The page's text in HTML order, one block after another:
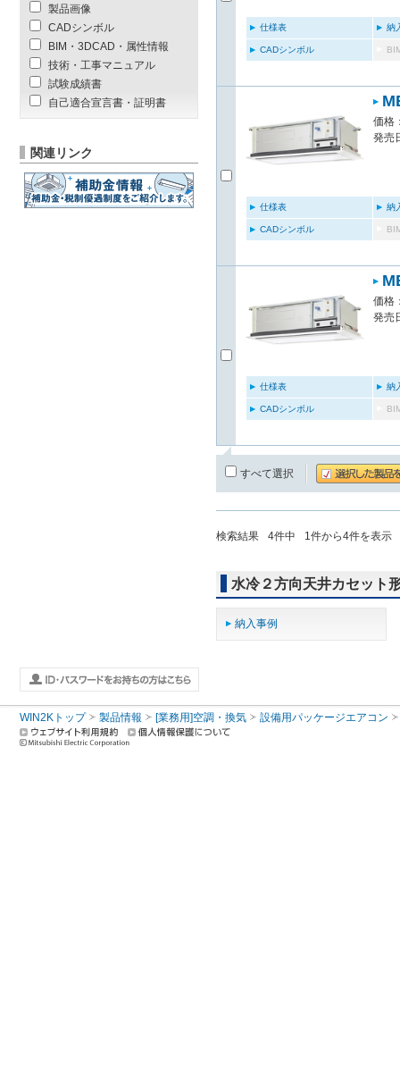
仕様表 納
CADシンボル
価格
発売
仕様表 納
CADシンボル
価格
発売
仕様表 納
CADシンボル
すべて選択
検索結果 4件中 1件から4件を表示
水冷２方向天井カセット
納入事例
製品画像
CADシンボル
BIM・3DCAD・属性情報
技術・工事マニュアル
試験成績書
自己適合宣言書・証明書
関連リンク
WIN2Kトップ 製品情報 [業務用]空調・換気 設備用パッケージエアコン